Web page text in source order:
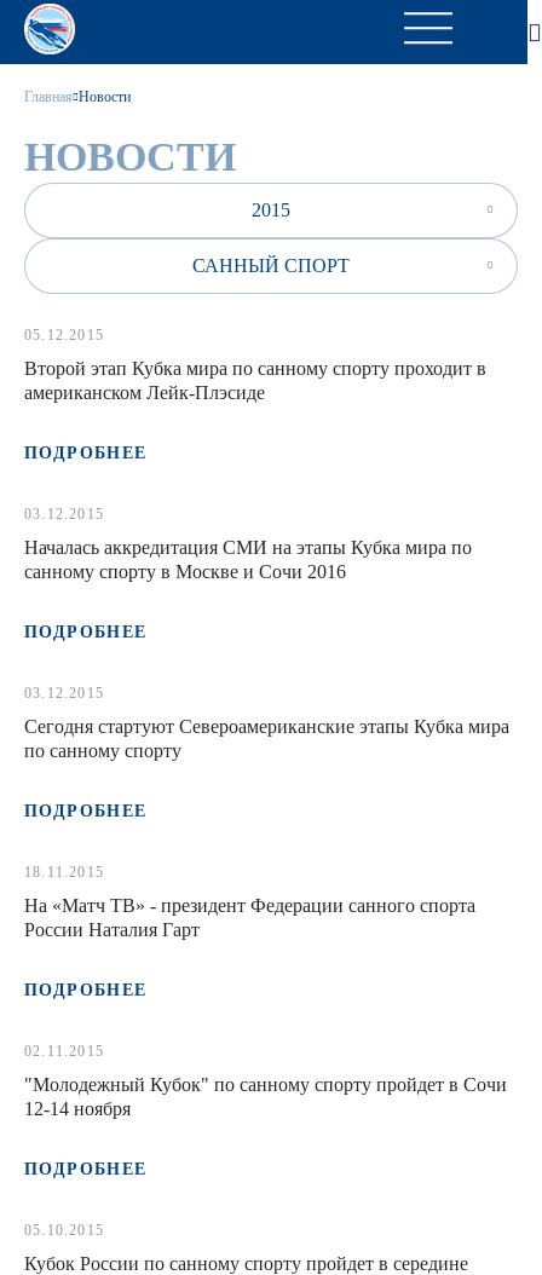
Главная Новости
НОВОСТИ
2015
САННЫЙ СПОРТ
05.12.2015
Второй этап Кубка мира по санному спорту проходит в
американском Лейк-Плэсиде
ПОДРОБНЕЕ
03.12.2015
Началась аккредитация СМИ на этапы Кубка мира по
санному спорту в Москве и Сочи 2016
ПОДРОБНЕЕ
03.12.2015
Сегодня стартуют Североамериканские этапы Кубка мира
по санному спорту
ПОДРОБНЕЕ
18.11.2015
На «Матч ТВ» - президент Федерации санного спорта
России Наталия Гарт
ПОДРОБНЕЕ
02.11.2015
"Молодежный Кубок" по санному спорту пройдет в Сочи
12-14 ноября
ПОДРОБНЕЕ
05.10.2015
Кубок России по санному спорту пройдет в середине